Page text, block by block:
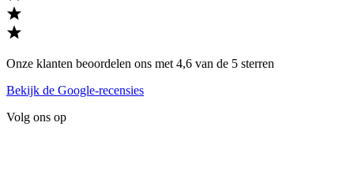
Onze klanten beoordelen ons met 4,6 van de 5 sterren
Bekijk de Google-recensies
Volg ons op